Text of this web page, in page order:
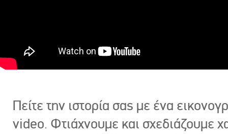
Πείτε την ιστορία σας με ένα
video. Φτιάχνουμε και σχεδιάζουμε